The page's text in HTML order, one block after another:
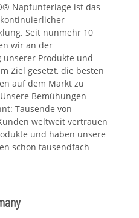
Napfunterlage ist das
Seit nunmehr 10
wir an der
unserer Produkte und
Ziel gesetzt, die besten
auf dem Markt zu
Bemühungen
Tausende von
weltweit vertrauen
und haben unsere
schon tausendfach